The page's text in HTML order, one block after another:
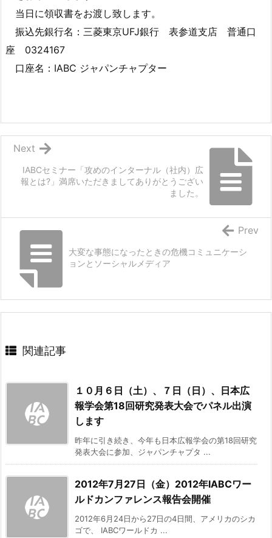
当日に領収書をお渡し致します。
振込先銀行名：三菱東京UFJ銀行 表参道支店 普通口
座 0324167
口座名：IABC ジャパンチャプター
IABCセミナー「攻めのインターナル（社内）広
報とは?」満席いただきましてありがとうござい
ました。
Next
大変な事態になったときの危機コミュニケーシ
ョンとソーシャルメディア
Prev
関連記事
１０月６日（土）、７日（日）、日本広
報学会第18回研究発表大会でパネル出演
します
昨年に引き続き、今年も日本広報学会の第18回研究
発表大会に参加、ジャパンチャプタ ...
2012年7月27日（金）2012年IABCワー
ルドカンファレンス報告会開催
2012年6月24日から27日の4日間、アメリカのシカ
ゴで、 IABCワールドカ ...